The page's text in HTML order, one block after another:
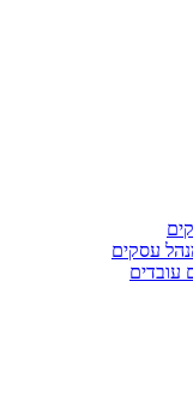
עסקים
עובדים